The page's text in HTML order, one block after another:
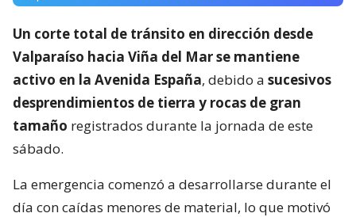
Un corte total de tránsito en dirección desde
Valparaíso hacia Viña del Mar se mantiene
activo en la Avenida España, debido a sucesivos
desprendimientos de tierra y rocas de gran
tamaño registrados durante la jornada de este
sábado.
La emergencia comenzó a desarrollarse durante el
día con caídas menores de material, lo que motivó